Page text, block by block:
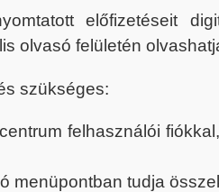
előfizetéseit
olvasó felületén
szükséges:
felhasználói
menüpontban tudja